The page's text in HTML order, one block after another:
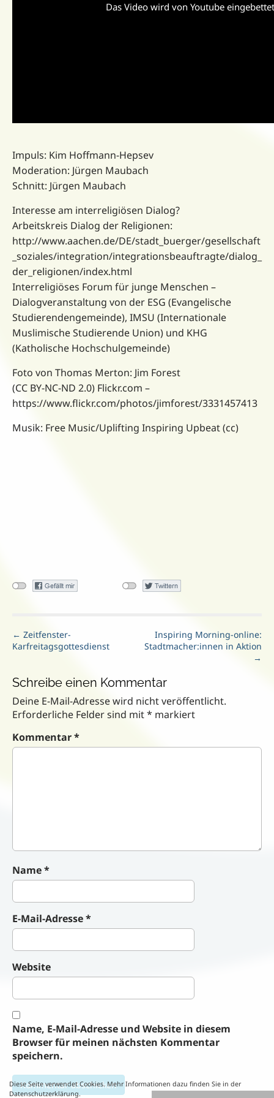
Diese Seite verwendet Cookies. Mehr Informationen dazu finden Sie in der
Datenschutzerklärung.
Das Video wird von Youtube
Impuls: Kim Hoffmann-Hepsev
Moderation: Jürgen Maubach
Schnitt: Jürgen Maubach
Interesse am interreligiösen Dialog?
Arbeitskreis Dialog der Religionen:
http://www.aachen.de/DE/stadt_buerger/gesellschaft
_soziales/integration/integrationsbeauftragte/dialog_
der_religionen/index.html
Interreligiöses Forum für junge Menschen –
Dialogveranstaltung von der ESG (Evangelische
Studierendengemeinde), IMSU (Internationale
Muslimische Studierende Union) und KHG
(Katholische Hochschulgemeinde)
Foto von Thomas Merton: Jim Forest
(CC BY-NC-ND 2.0) Flickr.com –
https://www.flickr.com/photos/jimforest/3331457413
Musik: Free Music/Uplifting Inspiring Upbeat (cc)
P
o
t
n
a
v
i
g
← Zeitfenster-
Karfreitagsgottesdienst
Inspiring Morning-online:
Stadtmacher:innen in Aktion
→
Schreibe einen Kommentar
Deine E-Mail-Adresse wird nicht veröffentlicht.
Erforderliche Felder sind mit* markiert
Kommentar*
Name*
E-Mail-Adresse*
Website
Name, E-Mail-Adresse und Website in diesem
Browser für meinen nächsten Kommentar
speichern.